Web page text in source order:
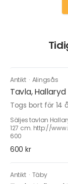
Antikt · Alingsås
Tavla, Hallaryd
Togs bort för 14
Säljes tavlan
127 cm. http://
600
600 kr
Antikt · Täby